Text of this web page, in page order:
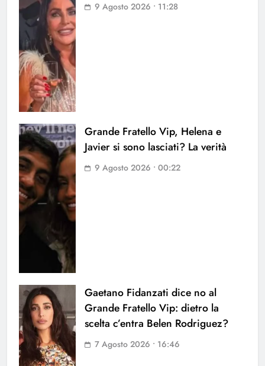
9 Agosto 2026 • 11:28
Grande Fratello Vip, Helena e
Javier si sono lasciati? La verità
9 Agosto 2026 • 00:22
Gaetano Fidanzati dice no al
Grande Fratello Vip: dietro la
scelta c’entra Belen Rodriguez?
7 Agosto 2026 • 16:46